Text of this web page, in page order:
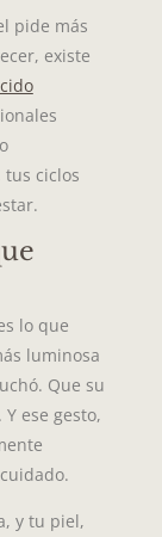
pide más
existe
ciclos
lo que
luminosa
Que su
ese gesto,
y tu piel,